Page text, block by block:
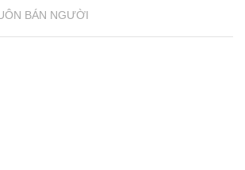
BÁN NGƯỜI